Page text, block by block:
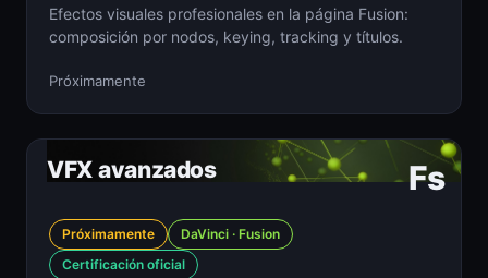
Efectos visuales profesionales en la página Fusion:
composición por nodos, keying, tracking y títulos.
Próximamente
Fs
VFX avanzados
Próximamente
DaVinci · Fusion
Certificación oficial